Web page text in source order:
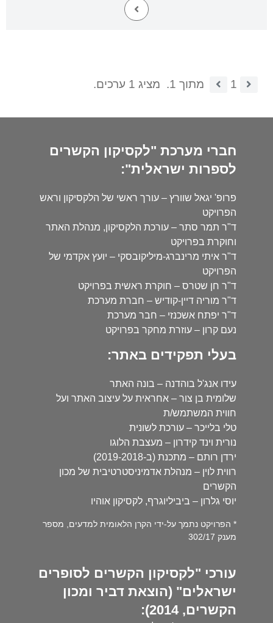
1 מתוך 1. מציג 1 ערכים.
חברי מערכת "לקסיקון הקשרים
לספרות ישראלית":
פרופ' יגאל שוורץ – עורך ראשי של הלקסיקון וראש
הפרויקט
ד"ר תמר סתר – עורכת הלקסיקון, מנהלת האתר
וחוקרת בפרויקט
ד"ר איתי מרינברג-מיליקובסקי – יועץ אקדמי של
הפרויקט
ד"ר חן שטרס – חוקרת ראשית בפרויקט
ד"ר מוריה דיין-קודיש – חברת מערכת
ד"ר יפתח אשכנזי – חבר מערכת
נעם קרון – עוזרת מחקר בפרויקט
בעלי תפקידים באתר:
עידו אנג'ל בוהדנה – בונה האתר
שלומית בן צור – אחראית על עיצוב האתר ועל
חווית המשתמש/ת
טלי בלייכר – עורכת לשונית
נורית וינד קידרון – מעצבת הלוגו
ירדן רותם – מתכנת (ב-2019-2018)
רווית לוין – מנהלת אדמיניסטרטיבית של מכון
הקשרים
יוסי גלרון – ביביליוגרף, לקסיקון אוהיו
* הפרויקט נתמך על-ידי הקרן הלאומית למדעים, מספר
מענק 302/17
עורכי "לקסיקון הקשרים לסופרים
ישראלים" (הוצאת דביר ומכון
הקשרים, 2014):